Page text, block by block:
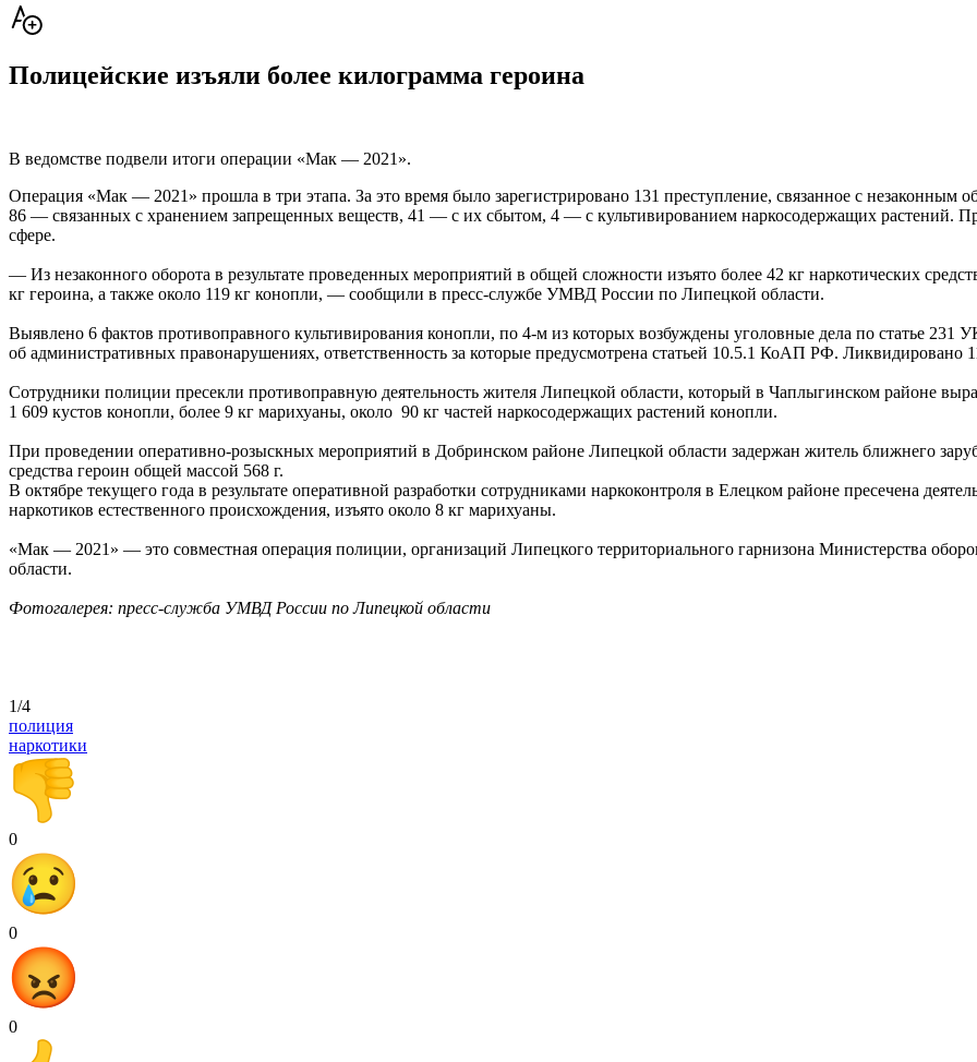
Полицейские изъяли более килограмма героина
В ведомстве подвели итоги операции «Мак — 2021».
Операция «Мак — 2021» прошла в три этапа. За это время было зарегистрировано 131 преступление, связанное с незаконным
86 — связанных с хранением запрещенных веществ, 41 — с их сбытом, 4 — с культивированием наркосодержащих растений.
сфере.
— Из незаконного оборота в результате проведенных мероприятий в общей сложности изъято более 42 кг наркотических
кг героина, а также около 119 кг конопли, — сообщили в пресс-службе УМВД России по Липецкой области.
Выявлено 6 фактов противоправного культивирования конопли, по 4-м из которых возбуждены уголовные дела по статье
об административных правонарушениях, ответственность за которые предусмотрена статьей 10.5.1 КоАП РФ. Ликвидировано
Сотрудники полиции пресекли противоправную деятельность жителя Липецкой области, который в Чаплыгинском районе
1 609 кустов конопли, более 9 кг марихуаны, около 90 кг частей наркосодержащих растений конопли.
При проведении оперативно-розыскных мероприятий в Добринском районе Липецкой области задержан житель ближнего
средства героин общей массой 568 г.
В октябре текущего года в результате оперативной разработки сотрудниками наркоконтроля в Елецком районе пресечена
наркотиков естественного происхождения, изъято около 8 кг марихуаны.
«Мак — 2021» — это совместная операция полиции, организаций Липецкого территориального гарнизона Министерства
области.
Фотогалерея: пресс-служба УМВД России по Липецкой области
1/4
полиция
наркотики
0
0
0